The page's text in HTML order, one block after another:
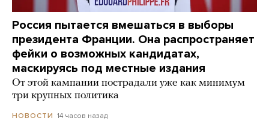
Россия пытается вмешаться в выборы
президента Франции. Она распространяет
фейки о возможных кандидатах,
маскируясь под местные издания
От этой кампании пострадали уже как минимум
три крупных политика
НОВОСТИ 14 часов назад